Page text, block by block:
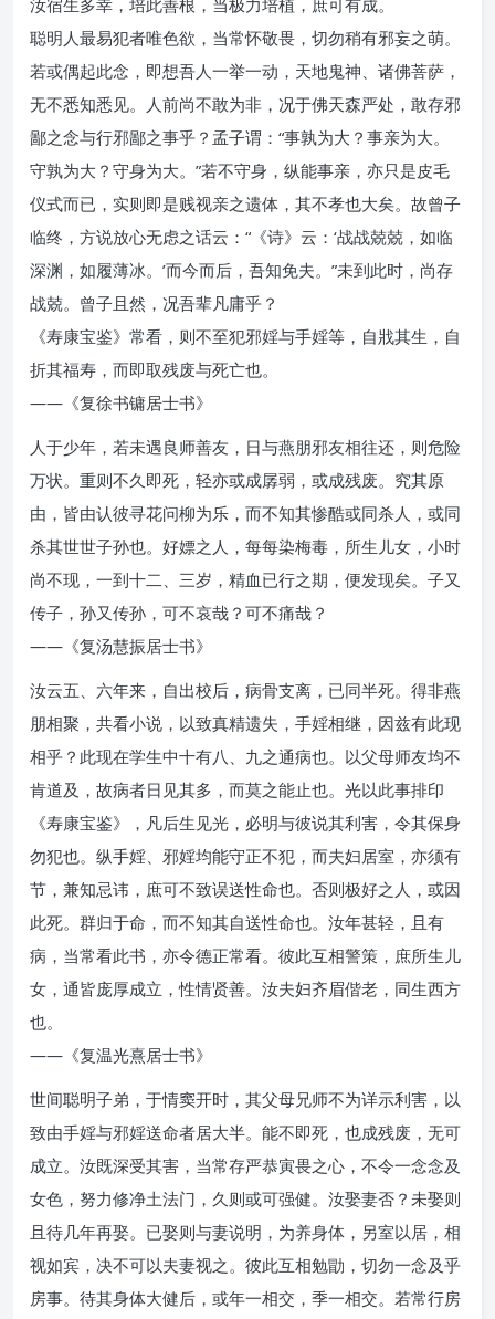
汝宿生多幸，培此善根，当极力培植，庶可有成。
聪明人最易犯者唯色欲，当常怀敬畏，切勿稍有邪妄之萌。
若或偶起此念，即想吾人一举一动，天地鬼神、诸佛菩萨，
无不悉知悉见。人前尚不敢为非，况于佛天森严处，敢存邪
鄙之念与行邪鄙之事乎？孟子谓：“事孰为大？事亲为大。
守孰为大？守身为大。”若不守身，纵能事亲，亦只是皮毛
仪式而已，实则即是贱视亲之遗体，其不孝也大矣。故曾子
临终，方说放心无虑之话云：“《诗》云：‘战战兢兢，如临
深渊，如履薄冰。’而今而后，吾知免夫。”未到此时，尚存
战兢。曾子且然，况吾辈凡庸乎？
《寿康宝鉴》常看，则不至犯邪婬与手婬等，自戕其生，自
折其福寿，而即取残废与死亡也。
——《复徐书镛居士书》
人于少年，若未遇良师善友，日与燕朋邪友相往还，则危险
万状。重则不久即死，轻亦或成孱弱，或成残废。究其原
由，皆由认彼寻花问柳为乐，而不知其惨酷或同杀人，或同
杀其世世子孙也。好嫖之人，每每染梅毒，所生儿女，小时
尚不现，一到十二、三岁，精血已行之期，便发现矣。子又
传子，孙又传孙，可不哀哉？可不痛哉？
——《复汤慧振居士书》
汝云五、六年来，自出校后，病骨支离，已同半死。得非燕
朋相聚，共看小说，以致真精遗失，手婬相继，因兹有此现
相乎？此现在学生中十有八、九之通病也。以父母师友均不
肯道及，故病者日见其多，而莫之能止也。光以此事排印
《寿康宝鉴》，凡后生见光，必明与彼说其利害，令其保身
勿犯也。纵手婬、邪婬均能守正不犯，而夫妇居室，亦须有
节，兼知忌讳，庶可不致误送性命也。否则极好之人，或因
此死。群归于命，而不知其自送性命也。汝年甚轻，且有
病，当常看此书，亦令德正常看。彼此互相警策，庶所生儿
女，通皆庞厚成立，性情贤善。汝夫妇齐眉偕老，同生西方
也。
——《复温光熹居士书》
世间聪明子弟，于情窦开时，其父母兄师不为详示利害，以
致由手婬与邪婬送命者居大半。能不即死，也成残废，无可
成立。汝既深受其害，当常存严恭寅畏之心，不令一念念及
女色，努力修净土法门，久则或可强健。汝娶妻否？未娶则
且待几年再娶。已娶则与妻说明，为养身体，另室以居，相
视如宾，决不可以夫妻视之。彼此互相勉勖，切勿一念及乎
房事。待其身体大健后，或年一相交，季一相交。若常行房